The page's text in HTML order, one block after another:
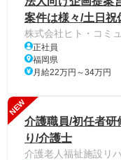
案件は様々/土日祝
株式会社ヒト・コミ
正社員
福岡県
月給22万円～34万円
NEW
介護職員/初任者研
り/介護士
介護老人福祉施設リ